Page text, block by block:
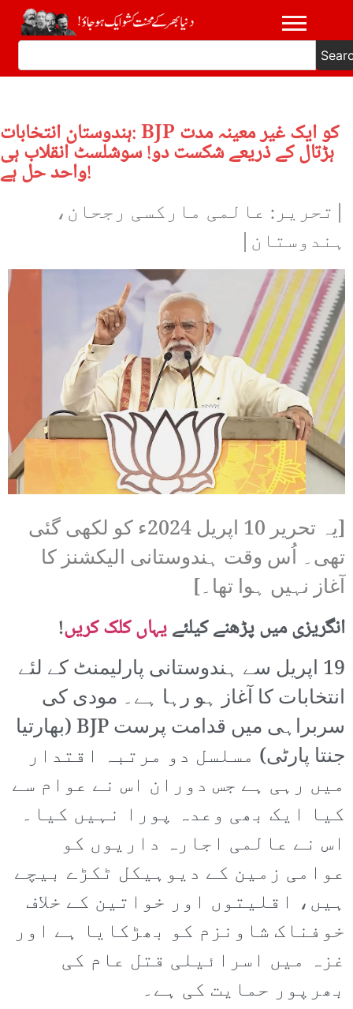
ہندوستان انتخابات: BJP کو ایک غیر معینہ مدت
ہڑتال کے ذریعے شکست دو! سوشلسٹ انقلاب ہی
واحد حل ہے!
|تحریر: عالمی مارکسی رجحان،
ہندوستان|
[یہ تحریر 10 اپریل 2024ء کو لکھی گئی
تھی۔ اُس وقت ہندوستانی الیکشنز کا
آغاز نہیں ہوا تھا۔]
انگریزی میں پڑھنے کیلئےیہاں کلک کریں!
19 اپریل سے ہندوستانی پارلیمنٹ کے لئے
انتخابات کا آغاز ہو رہا ہے۔ مودی کی
سربراہی میں قدامت پرست BJP (بھارتیا
جنتا پارٹی) مسلسل دو مرتبہ اقتدار
میں رہی ہے جس دوران اس نے عوام سے
کیا ایک بھی وعدہ پورا نہیں کیا۔
اس نے عالمی اجارہ داریوں کو
عوامی زمین کے دیوہیکل ٹکڑے بیچے
ہیں، اقلیتوں اور خواتین کے خلاف
خوفناک شاونزم کو بھڑکایا ہے اور
غزہ میں اسرائیلی قتل عام کی
بھرپور حمایت کی ہے۔